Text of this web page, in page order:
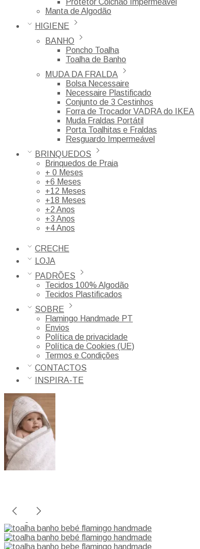
Manta de Algodão
HIGIENE
BANHO
Poncho Toalha
Toalha de Banho
MUDA DA FRALDA
Bolsa Necessaire
Necessaire Plastificado
Conjunto de 3 Cestinhos
Forra de Trocador VADRA do IKEA
Muda Fraldas Portátil
Porta Toalhitas e Fraldas
Resguardo Impermeável
BRINQUEDOS
Brinquedos de Praia
+ 0 Meses
+6 Meses
+12 Meses
+18 Meses
+2 Anos
+3 Anos
+4 Anos
CRECHE
LOJA
PADRÕES
Tecidos 100% Algodão
Tecidos Plastificados
SOBRE
Flamingo Handmade PT
Envios
Política de privacidade
Política de Cookies (UE)
Termos e Condições
CONTACTOS
INSPIRA-TE